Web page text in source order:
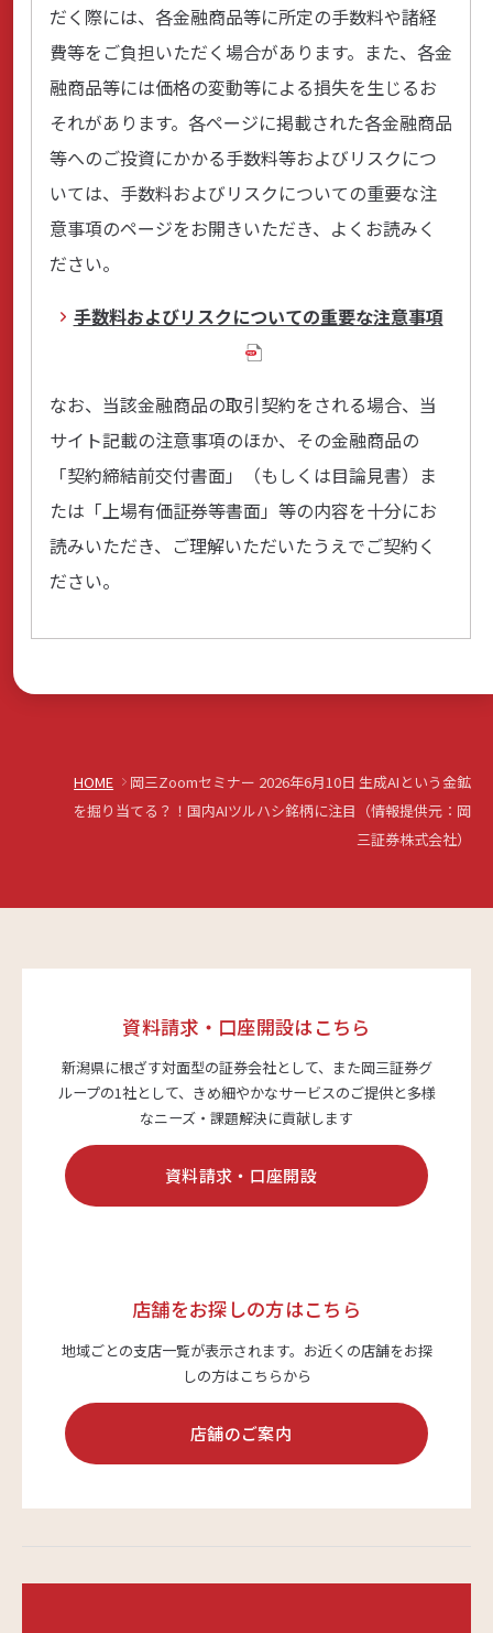
会社案内
採用情報
サステナビリティ
よくあるご質問はこちら
お電話でのお問い合わせ
だく際には、各金融商品等に所定の手数料や諸経
費等をご負担いただく場合があります。また、各金
融商品等には価格の変動等による損失を生じるお
それがあります。各ページに掲載された各金融商品
等へのご投資にかかる手数料等およびリスクにつ
いては、手数料およびリスクについての重要な注
意事項のページをお開きいただき、よくお読みく
ださい。
手数料およびリスクについての重要な注意事項
なお、当該金融商品の取引契約をされる場合、当
サイト記載の注意事項のほか、その金融商品の
「契約締結前交付書面」（もしくは目論見書）ま
たは「上場有価証券等書面」等の内容を十分にお
読みいただき、ご理解いただいたうえでご契約く
ださい。
HOME
岡三Zoomセミナー 2026年6月10日 生成AIという金鉱
を掘り当てる？！国内AIツルハシ銘柄に注目（情報提供元：岡
三証券株式会社）
資料請求・口座開設はこちら
新潟県に根ざす対面型の証券会社として、また岡三証券グ
ループの1社として、 きめ細やかなサービスのご提供と多様
なニーズ・課題解決に貢献します
資料請求・口座開設
店舗をお探しの方はこちら
地域ごとの支店一覧が表示されます。 お近くの店舗をお探
しの方はこちらから
店舗のご案内